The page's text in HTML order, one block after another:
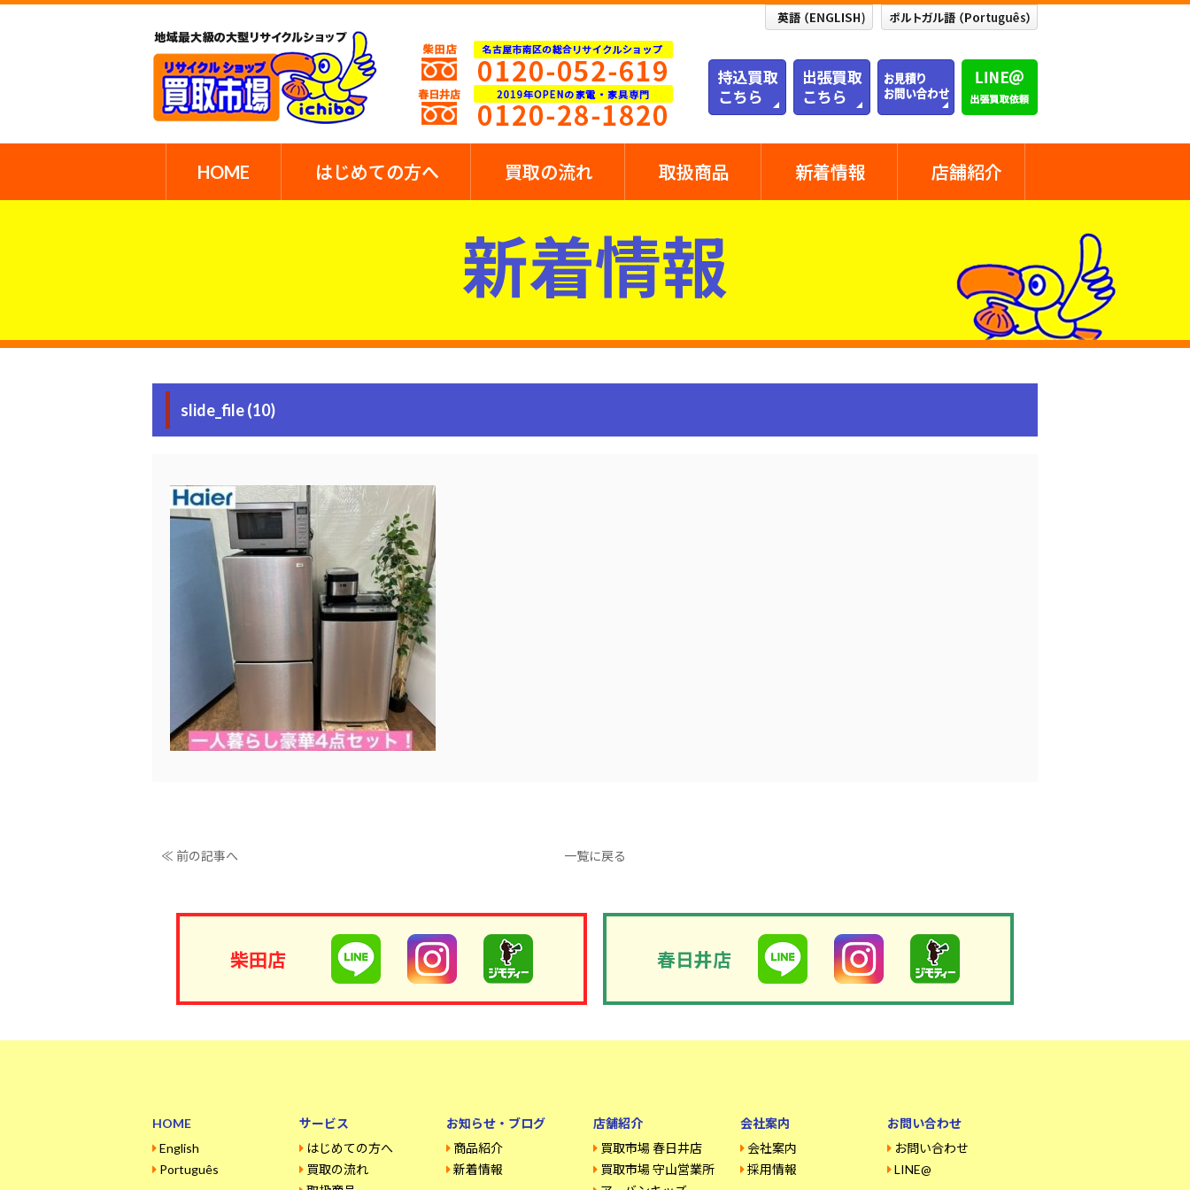
HOME はじめての方へ 買取の流れ 取扱商品 新着情報 店舗紹介
新着情報
slide_file (10)
≪ 前の記事へ 一覧に戻る
柴田店 春日井店
HOME
English
Português
サービス
はじめての方へ
買取の流れ
お知らせ・ブログ
商品紹介
新着情報
店舗紹介
買取市場 春日井店
買取市場 守山営業所
会社案内
会社案内
採用情報
お問い合わせ
お問い合わせ
LINE@